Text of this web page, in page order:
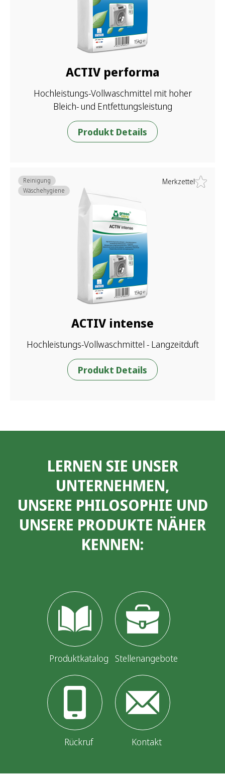
ACTIV performa
Hochleistungs-Vollwaschmittel mit hoher
Bleich- und Entfettungsleistung
Produkt Details
Merkzettel
ACTIV intense
Hochleistungs-Vollwaschmittel - Langzeitduft
Reinigung
Wäschehygiene
Produkt Details
LERNEN SIE UNSER
UNTERNEHMEN,
UNSERE PHILOSOPHIE UND
UNSERE PRODUKTE NÄHER
KENNEN:
Produktkatalog Stellenangebote
Rückruf Kontakt